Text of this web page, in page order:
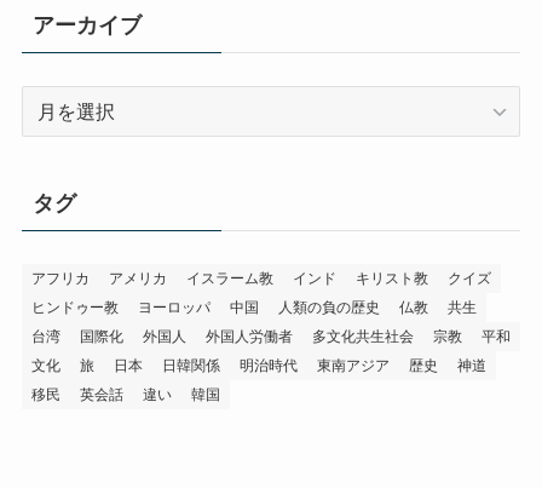
リ
ー
アーカイブ
ブ
タグ
アフリカ アメリカ イスラーム教 インド キリスト教
クイズ
ヒンドゥー教
ヨーロッパ 中国 人類の負の歴史 仏教
共生
台湾
国際化 外国人 外国人労働者 多文化共生社会 宗教
平和
文化
旅 日本 日韓関係 明治時代 東南アジア 歴史
神道
移民
英会話 違い 韓国